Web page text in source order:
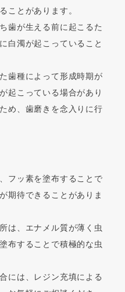
ことがあります。
歯が生える前に起こるた
白濁が起こっていること
歯種によって形成時期が
起こっている場合があり
め、歯磨きを念入りに行
フッ素を塗布することで
期待できることがありま
は、エナメル質が薄く虫
布することで積極的な虫
には、レジン充填による